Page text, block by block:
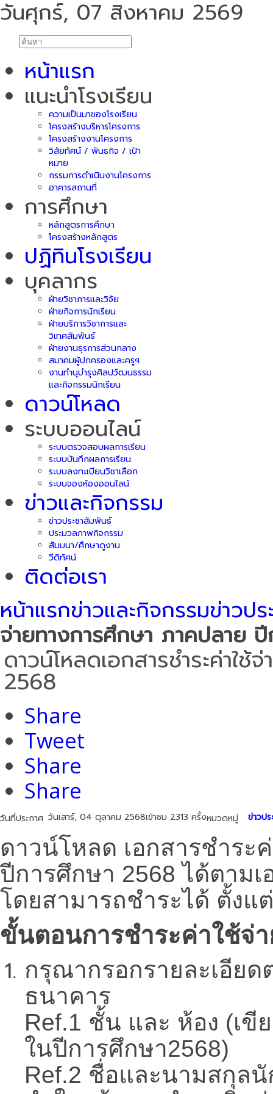
วันศุกร์, 07 สิงหาคม 2569
หน้าแรก
แนะนำโรงเรียน
ความเป็นมาของโรงเรียน
โครงสร้างบริหารโครงการ
โครงสร้างงานโครงการ
วิสัยทัศน์ / พันธกิจ / เป้า
หมาย
กรรมการดำเนินงานโครงการ
อาคารสถานที่
การศึกษา
หลักสูตรการศึกษา
โครงสร้างหลักสูตร
ปฏิทินโรงเรียน
บุคลากร
ฝ่ายวิชาการและวิจัย
ฝ่ายกิจการนักเรียน
ฝ่ายบริการวิชาการและ
วิเทศสัมพันธ์
ฝ่ายงานธุรการส่วนกลาง
สมาคมผู้ปกครองและครูฯ
งานทำนุบำรุงศิลปวัฒนธรรม
และกิจกรรมนักเรียน
ดาวน์โหลด
ระบบออนไลน์
ระบบตรวจสอบผลการเรียน
ระบบบันทึกผลการเรียน
ระบบลงทะเบียนวิชาเลือก
ระบบจองห้องออนไลน์
ข่าวและกิจกรรม
ข่าวประชาสัมพันธ์
ประมวลภาพกิจกรรม
สัมมนา/ศึกษาดูงาน
วีดิทัศน์
ติดต่อเรา
หน้าแรกข่าวและกิจกรรมข่าวป
จ่ายทางการศึกษา ภาคปลาย
ดาวน์โหลดเอกสารชำระค่าใ
2568
Share
Tweet
Share
Share
วันที่ประกาศ วันเสาร์, 04 ตุลาคม 2568เข้าชม 2313 ครั้งหมวดหมู่ ข่าวป
ดาวน์โหลด เอกสารชำระ
ปีการศึกษา 2568 ได้ตาม
โดยสามารถชำระได้ ตั้งแ
ขั้นตอนการชำระค่าใช้จ่
กรุณากรอกรายละเอียด
ธนาคาร
Ref.1 ชั้น และ ห้อง (เ
ในปีการศึกษา2568)
Ref.2 ชื่อและนามสกุลนั